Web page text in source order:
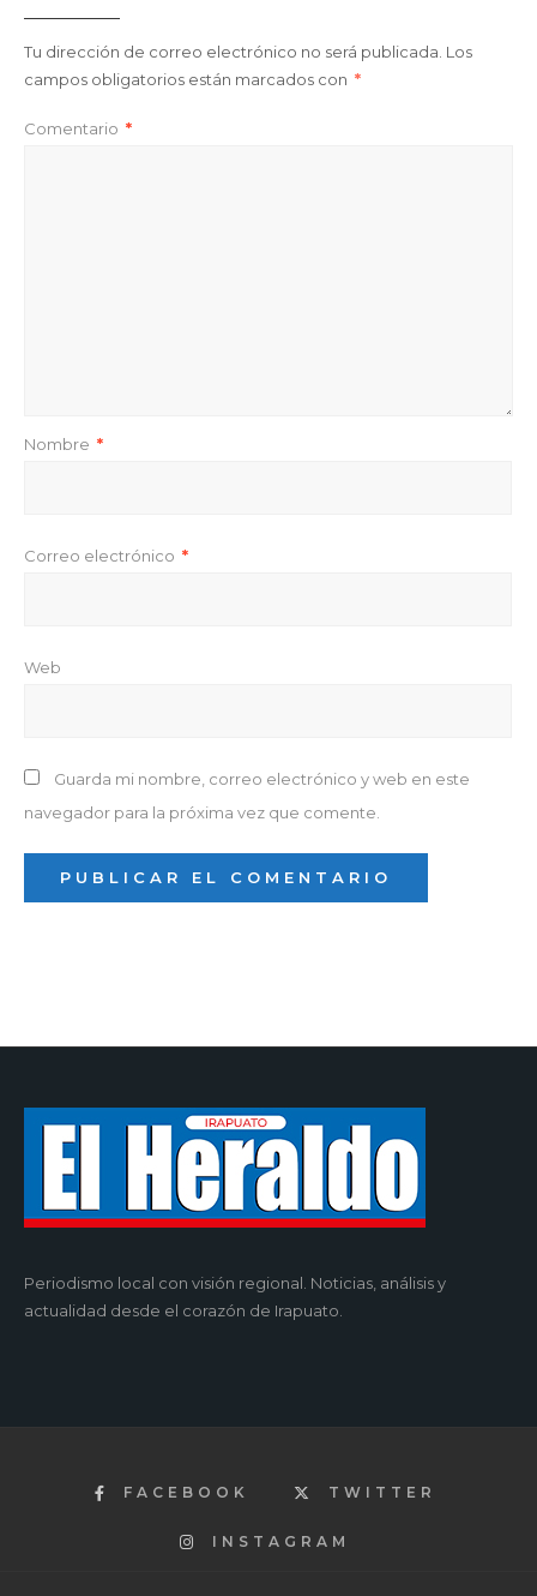
Tu dirección de correo electrónico no será publicada. Los
campos obligatorios están marcados con *
Comentario *
Nombre *
Correo electrónico *
Web
Guarda mi nombre, correo electrónico y web en este
navegador para la próxima vez que comente.
Periodismo local con visión regional. Noticias, análisis y
actualidad desde el corazón de Irapuato.
FACEBOOK TWITTER
INSTAGRAM